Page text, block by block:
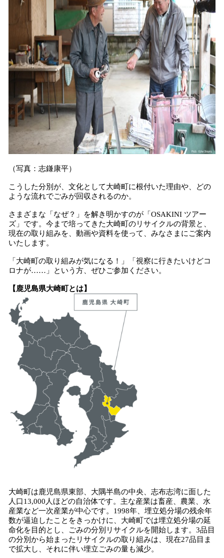
（写真：志鎌康平）
こうした分別が、文化として大崎町に根付いた理由や、どの
ような流れでごみが回収されるのか。
さまざまな「なぜ？」を解き明かすのが「OSAKINI ツアー
ズ」です。今まで培ってきた大崎町のリサイクルの背景と、
現在の取り組みを、動画や資料を使って、みなさまにご案内
いたします。
「大崎町の取り組みが気になる！」「視察に行きたいけどコ
ロナが……」という方、ぜひご参加ください。
【鹿児島県大崎町とは】
大崎町は鹿児島県東部、大隅半島の中央、志布志湾に面した
人口13,000人ほどの自治体です。主な産業は畜産、農業、水
産業など一次産業が中心です。1998年、埋立処分場の残余年
数が逼迫したことをきっかけに、大崎町では埋立処分場の延
命化を目的とし、ごみの分別リサイクルを開始します。3品目
の分別から始まったリサイクルの取り組みは、現在27品目ま
で拡大し、それに伴い埋立ごみの量も減少。